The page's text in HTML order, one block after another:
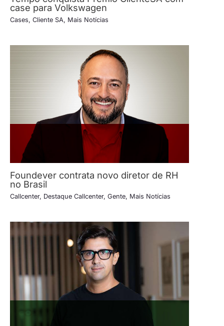
case para Volkswagen
Cases, Cliente SA, Mais Notícias
Foundever contrata novo diretor de RH
no Brasil
Callcenter, Destaque Callcenter, Gente, Mais Notícias